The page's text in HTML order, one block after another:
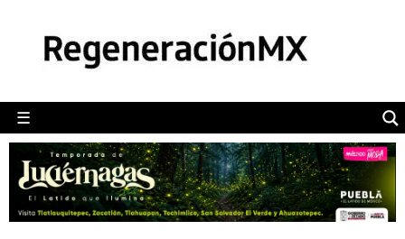
☰
POLÍTICA
CAMALEÓN
OPINIÓN
DEPORTES